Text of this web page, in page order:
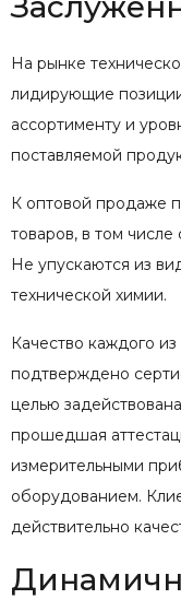
На рынке
лидирующие
ассортименту и
поставляемой
К оптовой продаже
товаров, в том числе
Не упускаются из
технической химии.
Качество каждого
подтверждено
целью
прошедшая
измерительными
оборудованием.
действительно